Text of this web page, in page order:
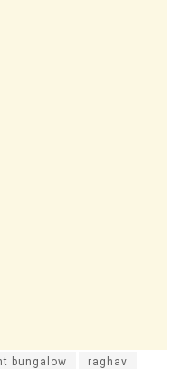
bungalow raghav